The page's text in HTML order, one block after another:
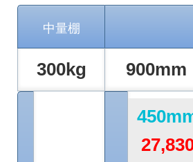
中量棚
300kg 900mm